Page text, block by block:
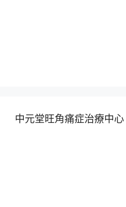
中元堂旺角痛症治療中心